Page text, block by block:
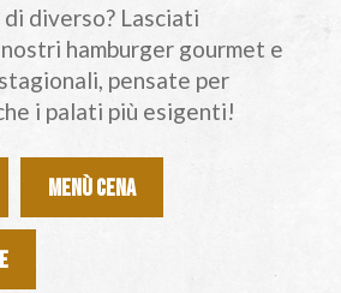
diverso? Lasciati
hamburger gourmet e
pensate per
i palati più esigenti!
MENÙ CENA